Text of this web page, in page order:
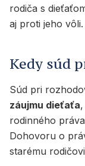
rodiča s
aj proti jeho vôli.
Kedy súd
Súd pri
záujmu dieťaťa
rodinného
Dohovoru o
starému